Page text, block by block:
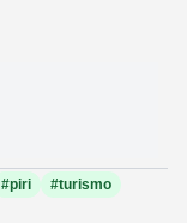
#piri
#turismo